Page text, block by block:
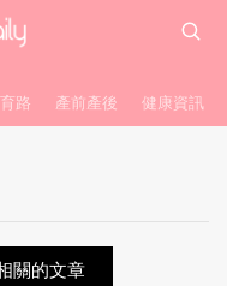
路 產前產後 健康資訊
關的文章